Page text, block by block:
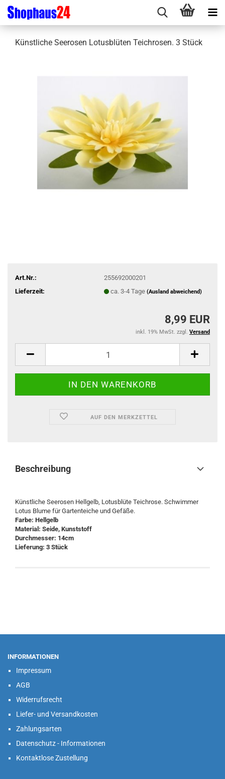
Künstliche Seerosen Lotusblüten Teichrosen. 3 Stück
Art.Nr.:
255692000201
Lieferzeit:
ca. 3-4 Tage (Ausland abweichend)
8,99 EUR
inkl. 19% MwSt. zzgl. Versand
AUF DEN MERKZETTEL
Beschreibung
Künstliche Seerosen Hellgelb, Lotusblüte Teichrose. Schwimmer
Lotus Blume für Gartenteiche und Gefäße.
Farbe: Hellgelb
Material: Seide, Kunststoff
Durchmesser: 14cm
Lieferung: 3 Stück
INFORMATIONEN
Impressum
AGB
Widerrufsrecht
Liefer- und Versandkosten
Zahlungsarten
Datenschutz - Informationen
Kontaktlose Zustellung